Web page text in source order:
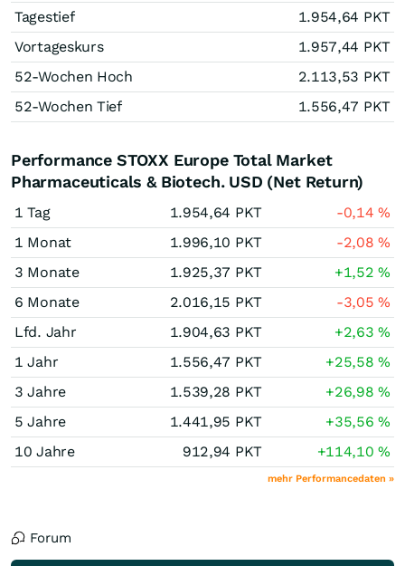
Tagestief
1.954,64 PKT
Vortageskurs
1.957,44 PKT
52-Wochen Hoch
2.113,53 PKT
52-Wochen Tief
1.556,47 PKT
Performance STOXX Europe Total Market
Pharmaceuticals & Biotech. USD (Net Return)
1 Tag 1.954,64 PKT -0,14%
1 Monat
1.996,10 PKT -2,08%
3 Monate
1.925,37 PKT +1,52%
6 Monate
2.016,15 PKT -3,05%
Lfd. Jahr
1.904,63 PKT +2,63%
1 Jahr
1.556,47 PKT +25,58%
3 Jahre
1.539,28 PKT +26,98%
5 Jahre
1.441,95 PKT +35,56%
10 Jahre
912,94 PKT +114,10%
mehr Performancedaten »
Forum